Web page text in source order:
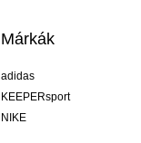
Márkák
adidas
KEEPERsport
NIKE